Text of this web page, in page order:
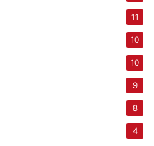
11
10
10
9
8
4